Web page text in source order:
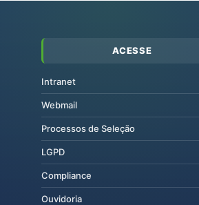
ACESSE
Intranet
Webmail
Processos de Seleção
LGPD
Compliance
Ouvidoria